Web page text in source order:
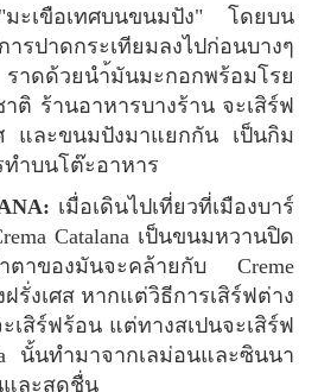
ะเขือเทศบนขนมปัง" โดยบน
ปาดกระเทียมลงไปก่อนบางๆ
าดด้วยนำ้มันมะกอกพร้อมโรย
าติ ร้านอาหารบางร้าน จะเสิร์ฟ
และขนมปังมาแยกกัน เป็นกิม
ทำบนโต๊ะอาหาร
เมื่อเดินไปเที่ยวที่เมืองบาร์
Catalana เป็นขนมหวานปิด
าของมันจะคล้ายกับ Creme
รั่งเศส หากแต่วิธีการเสิร์ฟต่าง
เสิร์ฟร้อน แต่ทางสเปนจะเสิร์ฟ
นั้นทำมาจากเลม่อนและซินนา
ละสดชื่น